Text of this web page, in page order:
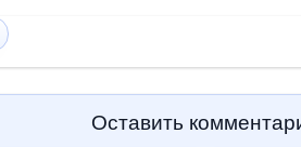
Оставить